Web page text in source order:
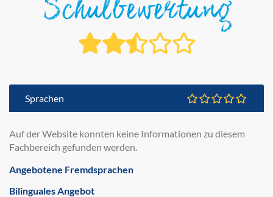
Schulbewertung
Sprachen
Auf der Website konnten keine Informationen zu diesem
Fachbereich gefunden werden.
Angebotene Fremdsprachen
Bilinguales Angebot